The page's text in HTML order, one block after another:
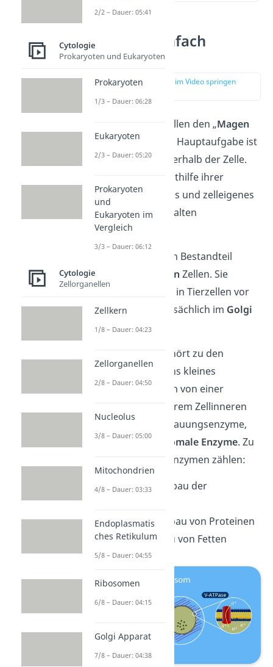
Lysosom einfach
erklärt
zur Stelle im Video springen
Die Lysosomen stellen den „Magen
der Zelle”dar. Ihre Hauptaufgabe ist
die Verdauung innerhalb der Zelle.
Dabei bauen sie mithilfe ihrer
Enzyme zellfremdes und zelleigenes
Material ab und spalten
Makromoleküle.
Lysosomen sind ein Bestandteil
von
eukaryotischen Zellen. Sie
kommen vor allem in Tierzellen vor
und werden hauptsächlich im Golgi
Apparatgebildet.
Ein Lysosomen gehört zu den
Vesikeln und ist eins kleines
Bläschen, umgeben von einer
. In ihrem Zellinneren
befinden sich Verdauungsenzyme,
sogenanntelysosomale Enzyme. Zu
den lysosomalen Enzymen zählen:
Nukleasen:
Abbau der
Proteasen: Abbau von Proteinen
Lipasen:Abbau von Fetten
2/2 – Dauer: 05:41
Cytologie
Prokaryoten und Eukaryoten
Prokaryoten
1/3 – Dauer: 06:28
Eukaryoten
2/3 – Dauer: 05:20
Prokaryoten
und
Eukaryoten im
Vergleich
3/3 – Dauer: 06:12
Cytologie
Zellorganellen
Zellkern
1/8 – Dauer: 04:23
Zellorganellen
2/8 – Dauer: 04:50
Nucleolus
3/8 – Dauer: 05:00
Mitochondrien
4/8 – Dauer: 03:33
Endoplasmatis
ches Retikulum
5/8 – Dauer: 04:55
Ribosomen
6/8 – Dauer: 04:15
Golgi Apparat
7/8 – Dauer: 04:38